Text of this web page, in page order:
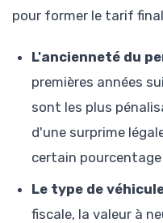
pour former le tarif
L'ancienneté du
premières années
sont les plus
d'une surprime
certain pourcentage
Le type de
fiscale, la valeur à